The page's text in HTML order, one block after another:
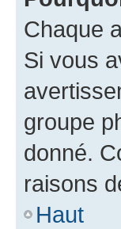
Chaque
Si vous
groupe
donné.
raisons
Haut